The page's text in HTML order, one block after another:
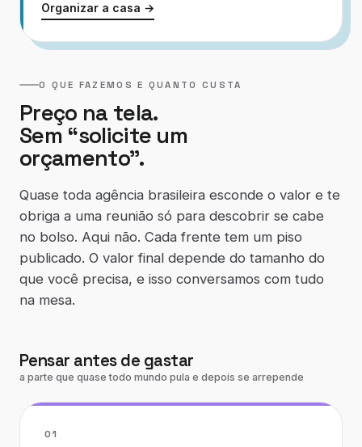
Organizar a casa →
O QUE FAZEMOS E QUANTO CUSTA
Preço na tela.
Sem “solicite um
orçamento”.
Quase toda agência brasileira esconde o valor e te
obriga a uma reunião só para descobrir se cabe
no bolso. Aqui não. Cada frente tem um piso
publicado. O valor final depende do tamanho do
que você precisa, e isso conversamos com tudo
na mesa.
Pensar antes de gastar
a parte que quase todo mundo pula e depois se arrepende
01